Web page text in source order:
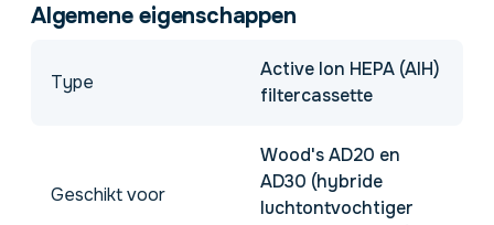
Algemene eigenschappen
Type
Active Ion HEPA (AIH)
filtercassette
Geschikt voor
Wood's AD20 en
AD30 (hybride
luchtontvochtiger